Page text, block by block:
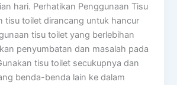
hari. Perhatikan Penggunaan Tisu
tisu toilet dirancang untuk hancur
tisu toilet yang berlebihan
penyumbatan dan masalah pada
tisu toilet secukupnya dan
benda-benda lain ke dalam